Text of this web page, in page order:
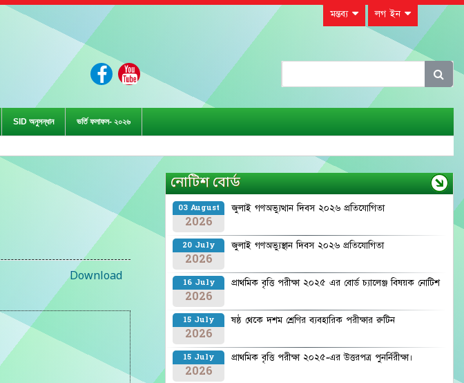
মন্তব্য লগ ইন
SID অনুসন্ধান ভর্তি ফলাফল- ২০২৬
Download
নোটিশ বোর্ড
03 August
2026
জুলাই গণঅভ্যুত্থান দিবস ২০২৬ প্রতিযোগিতা
20 July
2026
জুলাই গণঅভ্যুস্থান দিবস ২০২৬ প্রতিযোগিতা
16 July
2026
প্রাথমিক বৃত্তি পরীক্ষা ২০২৫ এর বোর্ড চ্যালেঞ্জ বিষয়ক নোটিশ
15 July
2026
ষষ্ঠ থেকে দশম শ্রেণির ব্যবহারিক পরীক্ষার রুটিন
15 July
2026
প্রাথমিক বৃত্তি পরীক্ষা ২০২৫-এর উত্তরপত্র পুনর্নিরীক্ষা।